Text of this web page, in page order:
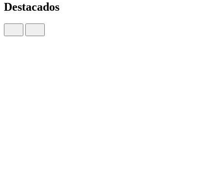
Destacados